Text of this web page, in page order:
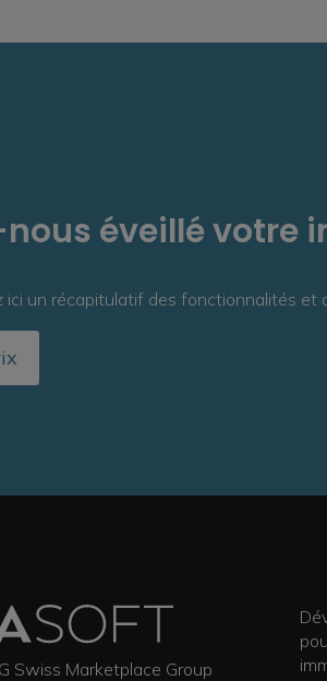
éveillé votre
ici un récapitulatif des fonctionnalités et
Swiss Marketplace Group